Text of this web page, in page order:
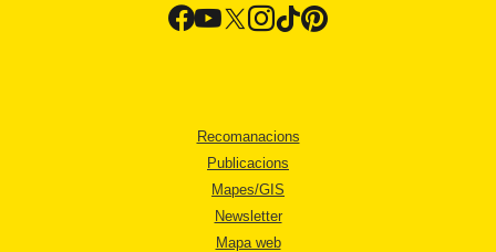
Recomanacions
Publicacions
Mapes/GIS
Newsletter
Mapa web